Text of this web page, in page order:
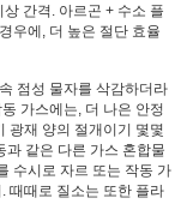
간격. 아르곤 + 수소 플
우에, 더 높은 절단 효율
점성 물자를 삭감하더라
가스에는, 더 나은 안정
광재 양의 절개이기 몇몇
과 같은 다른 가스 혼합물
수시로 자르 또는 작동 가
때때로 질소는 또한 플라